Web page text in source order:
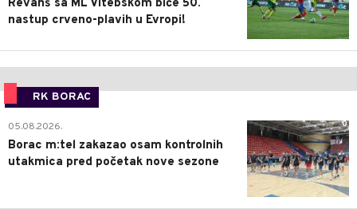
Revanš sa ML Vitebskom biće 50.
nastup crveno-plavih u Evropi!
RK BORAC
0
05.08.2026.
Borac m:tel zakazao osam kontrolnih
utakmica pred početak nove sezone